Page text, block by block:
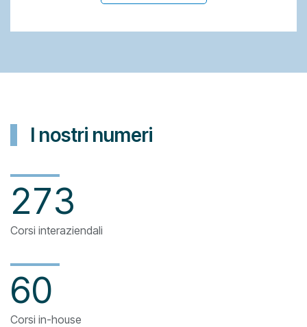
I nostri numeri
273
Corsi interaziendali
60
Corsi in-house